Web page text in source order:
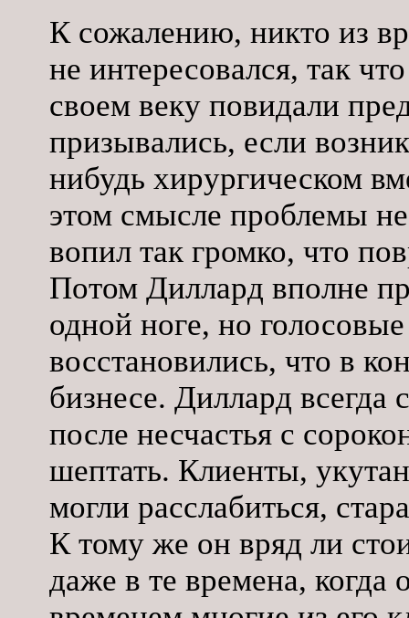
К сожалению, никто из
не интересовался, так
своем веку повидали
призывались, если
нибудь хирургическом
этом смысле проблемы
вопил так громко, что
Потом Диллард вполне
одной ноге, но
восстановились, что в
бизнесе. Диллард всегда
после несчастья с
шептать. Клиенты,
могли расслабиться,
К тому же он вряд ли
даже в те времена, когда